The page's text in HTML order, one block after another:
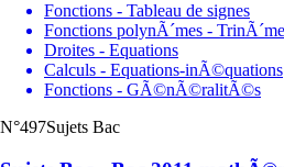
Fonctions - Tableau de signes
Fonctions polynÃ´mes -
Droites - Equations
Calculs - Equations-inÃ©quations
Fonctions - GÃ©nÃ©ralitÃ©s
N°497Sujets Bac